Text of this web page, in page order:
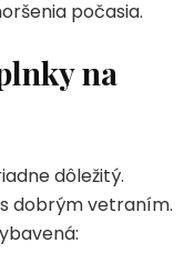
počasia.
na
dôležitý.
dobrým vetraním.